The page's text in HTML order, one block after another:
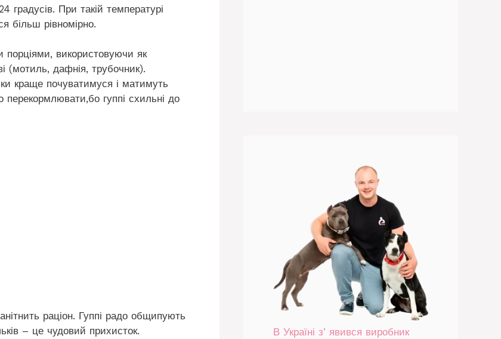
При такій температурі
більш рівномірно.
порціями, використовуючи як
(мотиль, дафнія, трубочник).
краще почуватимуся і матимуть
перекормлювати,бо гуппі схильні до
раціон. Гуппі радо общипують
– це чудовий прихисток.
В Україні зʼявився виробник